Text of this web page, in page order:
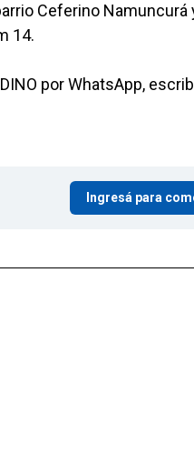
Ceferino Namuncurá
14.
por WhatsApp,
Ingresá para